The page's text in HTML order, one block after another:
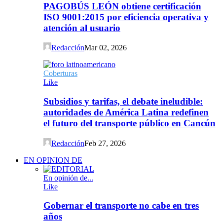
PAGOBÚS LEÓN obtiene certificación
ISO 9001:2015 por eficiencia operativa y
atención al usuario
RedacciónMar 02, 2026
Coberturas
Like
Subsidios y tarifas, el debate ineludible:
autoridades de América Latina redefinen
el futuro del transporte público en Cancún
RedacciónFeb 27, 2026
EN OPINION DE
En opinión de...
Like
Gobernar el transporte no cabe en tres
años